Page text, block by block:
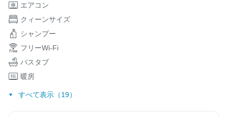
エアコン
クィーンサイズ
シャンプー
フリーWi-Fi
バスタブ
暖房
すべて表示（19）